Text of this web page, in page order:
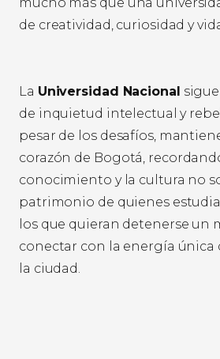
de creatividad, curiosidad y
La Universidad Nacional
de inquietud intelectual y
pesar de los desafíos,
corazón de Bogotá,
conocimiento y la cultura no
patrimonio de quienes
los que quieran detenerse un
conectar con la energía única
la ciudad.